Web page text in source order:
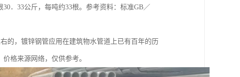
．33公斤，每吨约33根。参考资料：标准GB／
的，镀锌钢管应用在建筑物水管道上已有百年的历
格来源网络，仅供参考。